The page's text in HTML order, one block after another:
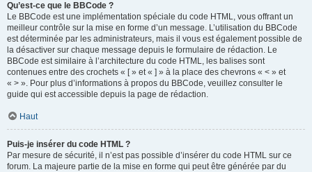
Qu’est-ce que le BBCode ?
Le BBCode est une implémentation spéciale du code HTML, vous offrant un
meilleur contrôle sur la mise en forme d’un message. L’utilisation du BBCode
est déterminée par les administrateurs, mais il vous est également possible de
la désactiver sur chaque message depuis le formulaire de rédaction. Le
BBCode est similaire à l’architecture du code HTML, les balises sont
contenues entre des crochets « [ » et « ] » à la place des chevrons « < » et
« > ». Pour plus d’informations à propos du BBCode, veuillez consulter le
guide qui est accessible depuis la page de rédaction.
Haut
Puis-je insérer du code HTML ?
Par mesure de sécurité, il n’est pas possible d’insérer du code HTML sur ce
forum. La majeure partie de la mise en forme qui peut être générée par du